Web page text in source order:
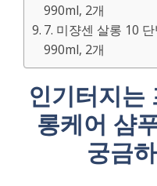
990ml, 2개
7. 미쟝센 살롱 10
990ml, 2개
인기터지는
롱케어 샴
궁금